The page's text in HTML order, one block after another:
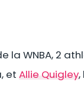
la WNBA, 2
etAllie Quigley